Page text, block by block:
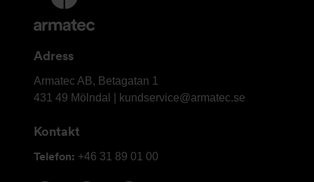
information
och
Adress
Armatec
AB
Armatec AB, Betagatan 1
431 49 Mölndal |
kundservice@armatec.se
Kontakt
Telefon: +46 31 89 01 00